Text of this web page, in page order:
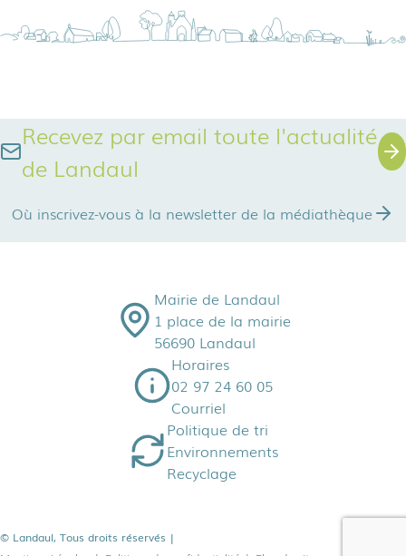
Recevez par email toute l'actualité
de Landaul
Où inscrivez-vous à la newsletter de la médiathèque
Mairie de Landaul
1 place de la mairie
56690 Landaul
Horaires
02 97 24 60 05
Courriel
Politique de tri
Environnements
Recyclage
© Landaul, Tous droits réservés |